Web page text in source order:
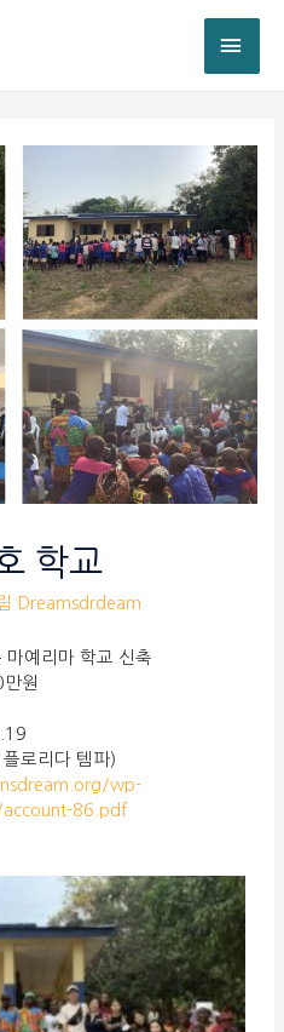
학교
Dreamsdrdeam
마예리마 학교 신축
원
플로리다 템파)
wp-
86.pdf